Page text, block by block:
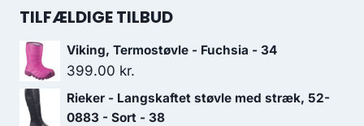
pris
599.00 kr..419.30 kr..
TILFÆLDIGE TILBUD
Viking, Termostøvle - Fuchsia - 34
399.00 kr.
Rieker - Langskaftet støvle med stræk, 52-
0883 - Sort - 38